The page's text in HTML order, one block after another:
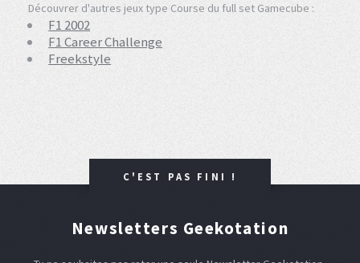
Découvrer d'autres jeux type Course du full set Gamecube :
F1 2002
F1 Career Challenge
Freekstyle
C'EST PAS FINI !
Newsletters Geekotation